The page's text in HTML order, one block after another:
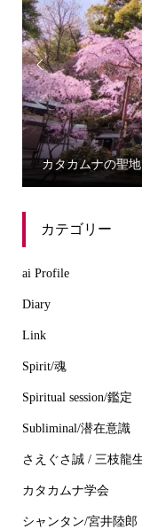

カタカムナの聖
カテゴリー
ai Profile
Diary
Link
Spirit/魂
Spiritual session/鑑定
Subliminal/潜在意識
さえぐさ誠 / 三枝龍
カタカムナ学会
シャンタン/宮井陸郎